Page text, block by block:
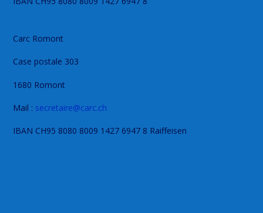
Carc Romont
Case postale 303
1680 Romont
Mail : secretaire@carc.ch
IBAN CH95 8080 8009 1427 6947 8 Raiffeisen